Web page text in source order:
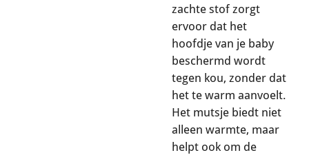
zachte stof zorgt
ervoor dat het
hoofdje van je baby
beschermd wordt
tegen kou, zonder dat
het te warm aanvoelt.
Het mutsje biedt niet
alleen warmte, maar
helpt ook om de